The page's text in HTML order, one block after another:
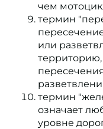
чем
термин
или
термин
означает
уровне